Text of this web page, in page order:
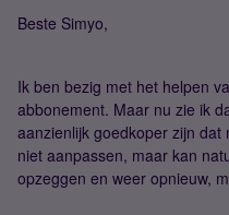
Beste Simyo,
Ik ben bezig met het helpen
abbonement. Maar nu zie ik
aanzienlijk goedkoper zijn
niet aanpassen, maar kan
opzeggen en weer opnieuw,